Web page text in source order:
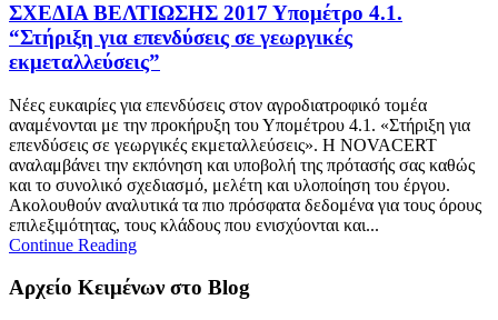
ΣΧΕΔΙΑ ΒΕΛΤΙΩΣΗΣ 2017 Υπομέτρο 4.1.
“Στήριξη για επενδύσεις σε γεωργικές
εκμεταλλεύσεις”
Νέες ευκαιρίες για επενδύσεις στον αγροδιατροφικό τομέα
αναμένονται με την προκήρυξη του Υπομέτρου 4.1. «Στήριξη για
επενδύσεις σε γεωργικές εκμεταλλεύσεις». Η NOVACERT
αναλαμβάνει την εκπόνηση και υποβολή της πρότασής σας καθώς
και το συνολικό σχεδιασμό, μελέτη και υλοποίηση του έργου.
Ακολουθούν αναλυτικά τα πιο πρόσφατα δεδομένα για τους όρους
επιλεξιμότητας, τους κλάδους που ενισχύονται και...
Continue Reading
Αρχείο Κειμένων στο Blog